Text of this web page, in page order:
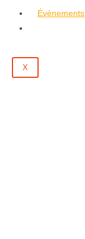
Évènements
X